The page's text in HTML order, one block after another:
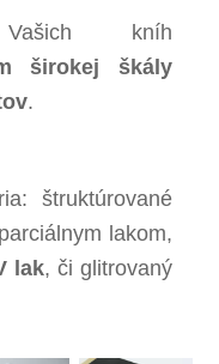
kníh
širokej škály
.
štruktúrované
lakom,
lak, či glitrovaný